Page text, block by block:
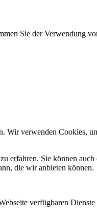
Sie der Verwendung
verwenden Cookies,
erfahren. Sie können
die wir anbieten können.
verfügbaren